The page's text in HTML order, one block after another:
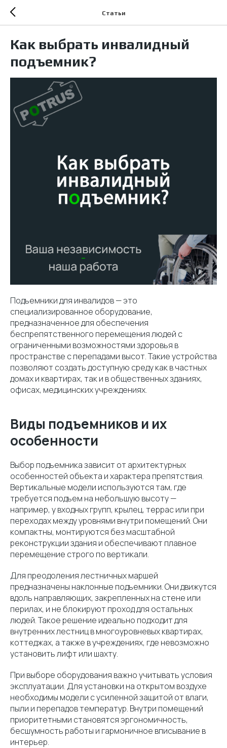
Статьи
Как выбрать инвалидный
подъемник?
Подъемники для инвалидов — это
специализированное оборудование,
предназначенное для обеспечения
беспрепятственного перемещения людей с
ограниченными возможностями здоровья в
пространстве с перепадами высот. Такие устройства
позволяют создать доступную среду как в частных
домах и квартирах, так и в общественных зданиях,
офисах, медицинских учреждениях.
Виды подъемников и их
особенности
Выбор подъемника зависит от архитектурных
особенностей объекта и характера препятствия.
Вертикальные модели используются там, где
требуется подъем на небольшую высоту —
например, у входных групп, крылец, террас или при
переходах между уровнями внутри помещений. Они
компактны, монтируются без масштабной
реконструкции здания и обеспечивают плавное
перемещение строго по вертикали.
Для преодоления лестничных маршей
предназначены наклонные подъемники. Они движутся
вдоль направляющих, закрепленных на стене или
перилах, и не блокируют проход для остальных
людей. Такое решение идеально подходит для
внутренних лестниц в многоуровневых квартирах,
коттеджах, а также в учреждениях, где невозможно
установить лифт или шахту.
При выборе оборудования важно учитывать условия
эксплуатации. Для установки на открытом воздухе
необходимы модели с усиленной защитой от влаги,
пыли и перепадов температур. Внутри помещений
приоритетными становятся эргономичность,
бесшумность работы и гармоничное вписывание в
интерьер.